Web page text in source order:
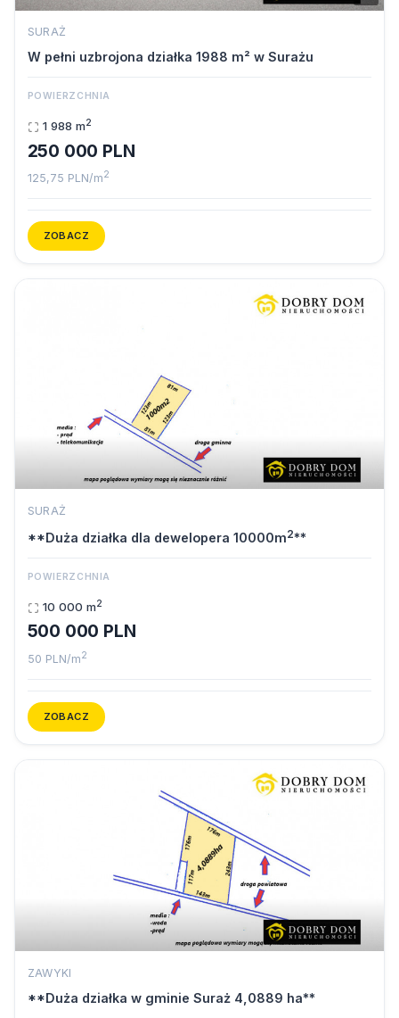
SURAŻ
W pełni uzbrojona działka 1988 m² w Surażu
POWIERZCHNIA
1 988 m2
250 000 PLN
125,75 PLN/m2
ZOBACZ
SURAŻ
**Duża działka dla dewelopera 10000m2**
POWIERZCHNIA
10 000 m2
500 000 PLN
50 PLN/m2
ZOBACZ
ZAWYKI
**Duża działka w gminie Suraż 4,0889 ha**